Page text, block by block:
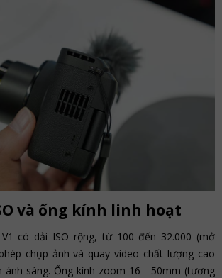
và ống kính linh hoạt
V1 có dải ISO rộng, từ 100 đến 32.000 (mở
chụp ảnh và quay video chất lượng cao
ánh sáng. Ống kính zoom 16 - 50mm (tương